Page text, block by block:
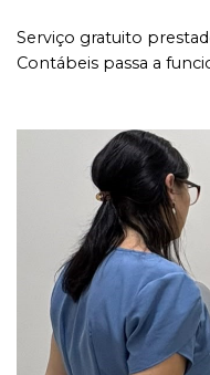
Serviço gratuito
Contábeis passa a